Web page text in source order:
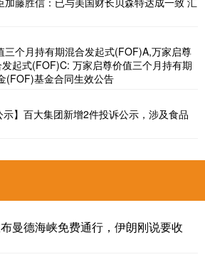
三个月持有期混合发起式(FOF)A,万家启尊
起式(FOF)C: 万家启尊价值三个月持有期
(FOF)基金合同生效公告
】百大集团新增2件投诉公示，涉及食品
曼德海峡免费通行，伊朗刚说要收